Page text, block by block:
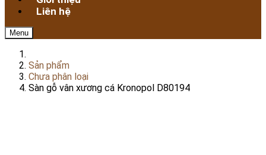
Liên hệ
Menu
Sản phẩm
Chưa phân loại
Sàn gỗ vân xương cá Kronopol D80194